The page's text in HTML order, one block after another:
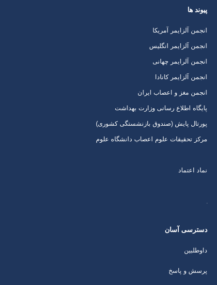
کردن
پنجره
جدید
پنجره
جدید
پنجره
جدید
پنجره
جدید
پیوند ها
انجمن آلزایمر آمریکا
انجمن آلزایمر انگلیس
انجمن آلرایمر چهانی
انجمن آلزایمر کانادا
انجمن مغز و اعصاب ایران
پایگاه اطلاع رسانی وزارت بهداشت
پورتال پایش (صندوق بازنشستگی کشوری)
مرکز تحقیقات علوم اعصاب دانشگاه علوم
نماد اعتماد
دسترسی آسان
داوطلبین
پرسش و پاسخ